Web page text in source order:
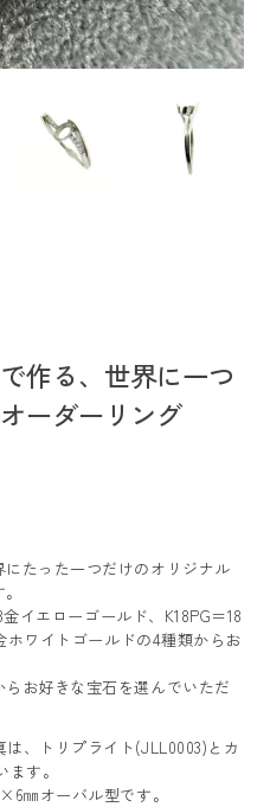
作る、世界に一つ
ーダーリング
たった一つだけのオリジナル
イエローゴールド、K18PG＝18
ホワイトゴールドの4種類からお
お好きな宝石を選んでいただ
、トリプライト(JLL0003)とカ
す。
㎜オーバル型です。